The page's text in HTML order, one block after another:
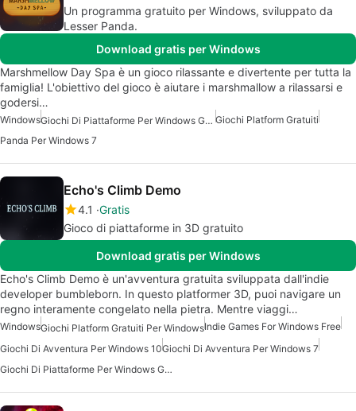
Un programma gratuito per Windows, sviluppato da
Lesser Panda.
Download gratis per Windows
Marshmellow Day Spa è un gioco rilassante e divertente per tutta la
famiglia! L'obiettivo del gioco è aiutare i marshmallow a rilassarsi e
godersi…
Windows Giochi Di Piattaforme Per Windows Gratuiti Giochi Platform Gratuiti
Panda Per Windows 7
Echo's Climb Demo
4.1 Gratis
Gioco di piattaforme in 3D gratuito
Download gratis per Windows
Echo's Climb Demo è un'avventura gratuita sviluppata dall'indie
developer bumbleborn. In questo platformer 3D, puoi navigare un
regno interamente congelato nella pietra. Mentre viaggi…
WindowsGiochi Platform Gratuiti Per WindowsIndie Games For Windows Free
Giochi Di Avventura Per Windows 10Giochi Di Avventura Per Windows 7
Giochi Di Piattaforme Per Windows Gratuiti